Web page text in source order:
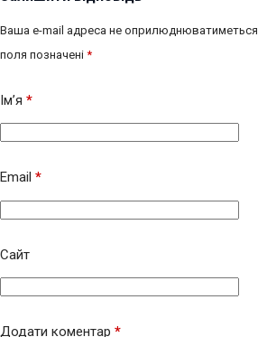
Ваша e-mail адреса не оприлюднюватиметься.
поля позначені *
Ім’я *
Email *
Сайт
Додати коментар *